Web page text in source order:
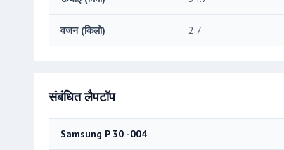
वजन (किलो) 2.7
संबंधित लैपटॉप
Samsung P 30 -004